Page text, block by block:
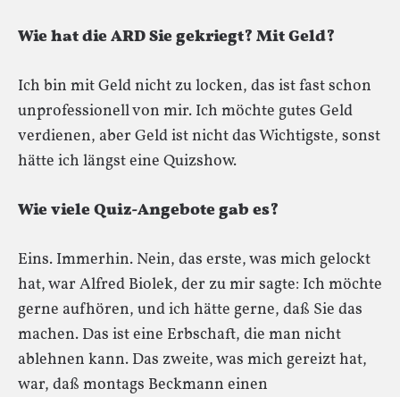
Wie hat die ARD Sie gekriegt? Mit Geld?
Ich bin mit Geld nicht zu locken, das ist fast schon
unprofessionell von mir. Ich möchte gutes Geld
verdienen, aber Geld ist nicht das Wichtigste, sonst
hätte ich längst eine Quizshow.
Wie viele Quiz-Angebote gab es?
Eins. Immerhin. Nein, das erste, was mich gelockt
hat, war Alfred Biolek, der zu mir sagte: Ich möchte
gerne aufhören, und ich hätte gerne, daß Sie das
machen. Das ist eine Erbschaft, die man nicht
ablehnen kann. Das zweite, was mich gereizt hat,
war, daß montags Beckmann einen